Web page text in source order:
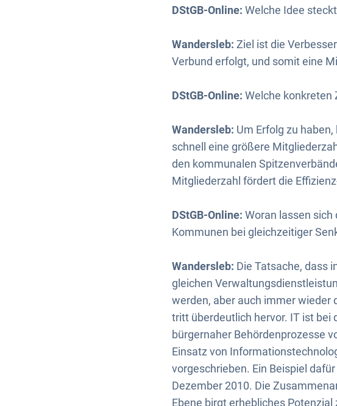
DStGB-Online: Welche Idee
Wandersleb: Ziel ist die
Verbund erfolgt, und somit eine
DStGB-Online: Welche konkreten
Wandersleb: Um Erfolg zu
schnell eine größere
den kommunalen
Mitgliederzahl fördert die
DStGB-Online: Woran lassen
Kommunen bei gleichzeitiger
Wandersleb: Die Tatsache, dass
gleichen
werden, aber auch immer wieder
tritt überdeutlich hervor. IT ist bei
bürgernaher Behördenprozesse
Einsatz von
vorgeschrieben. Ein Beispiel
Dezember 2010. Die
Ebene birgt erhebliches